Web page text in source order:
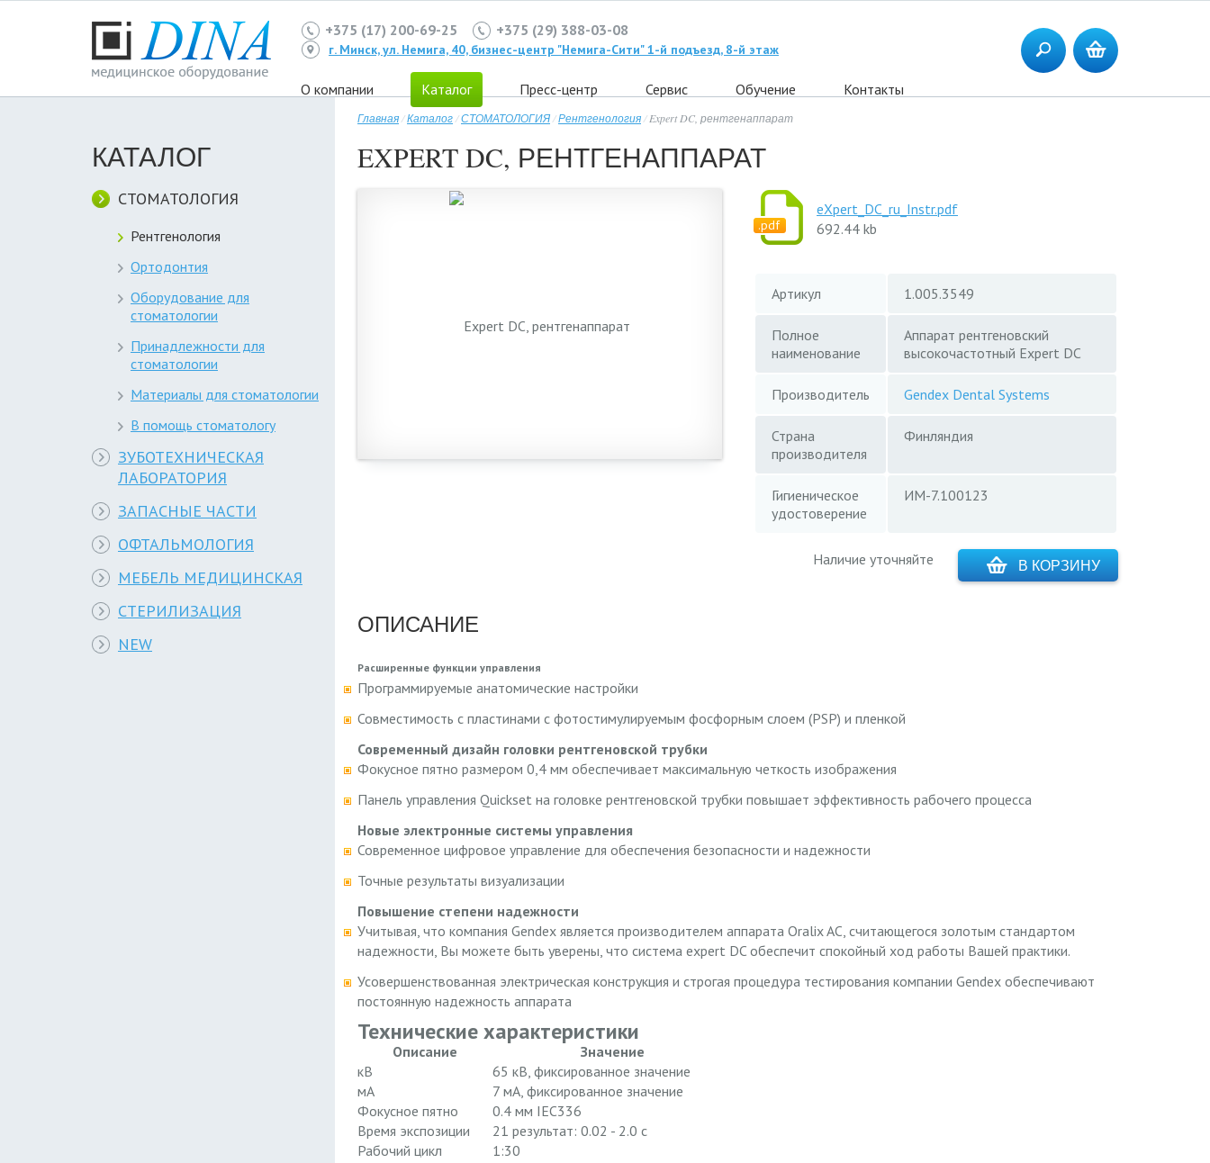
+375 (17) 200-69-25 +375 (29) 388-03-08
г. Минск, ул. Немига, 40, бизнес-центр "Немига-Сити" 1-й подъезд, 8-й этаж
О компании Каталог Пресс-центр Сервис Обучение Контакты
КАТАЛОГ
СТОМАТОЛОГИЯ
Рентгенология
Ортодонтия
Оборудование для
стоматологии
Принадлежности для
стоматологии
Материалы для стоматологии
В помощь стоматологу
ЗУБОТЕХНИЧЕСКАЯ
ЛАБОРАТОРИЯ
ЗАПАСНЫЕ ЧАСТИ
ОФТАЛЬМОЛОГИЯ
МЕБЕЛЬ МЕДИЦИНСКАЯ
СТЕРИЛИЗАЦИЯ
NEW
Главная/Каталог/СТОМАТОЛОГИЯ/Рентгенология/Expert DC, рентгенаппарат
EXPERT DC, РЕНТГЕНАППАРАТ
.pdf
eXpert_DC_ru_Instr.pdf
692.44 kb
Артикул 1.005.3549
Полное
наименование
Аппарат рентгеновский
высокочастотный Expert DC
Производитель Gendex Dental Systems
Страна
производителя
Финляндия
Гигиеническое
удостоверение
ИМ-7.100123
Наличие уточняйте В КОРЗИНУ
ОПИСАНИЕ
Расширенные функции управления
Программируемые анатомические настройки
Совместимость с пластинами с фотостимулируемым фосфорным слоем (PSP) и пленкой
Современный дизайн головки рентгеновской трубки
Фокусное пятно размером 0,4 мм обеспечивает максимальную четкость изображения
Панель управления Quickset на головке рентгеновской трубки повышает эффективность рабочего процесса
Новые электронные системы управления
Современное цифровое управление для обеспечения безопасности и надежности
Точные результаты визуализации
Повышение степени надежности
Учитывая, что компания Gendex является производителем аппарата Oralix AC, считающегося золотым стандартом
надежности, Вы можете быть уверены, что система expert DC обеспечит спокойный ход работы Вашей практики.
Усовершенствованная электрическая конструкция и строгая процедура тестирования компании Gendex обеспечивают
постоянную надежность аппарата
Технические характеристики
Описание
Значение
кВ
65 кВ, фиксированное значение
мА
7 мА, фиксированное значение
Фокусное пятно
0.4 мм IEC336
Время экспозиции
21 результат: 0.02 - 2.0 с
Рабочий цикл
1:30